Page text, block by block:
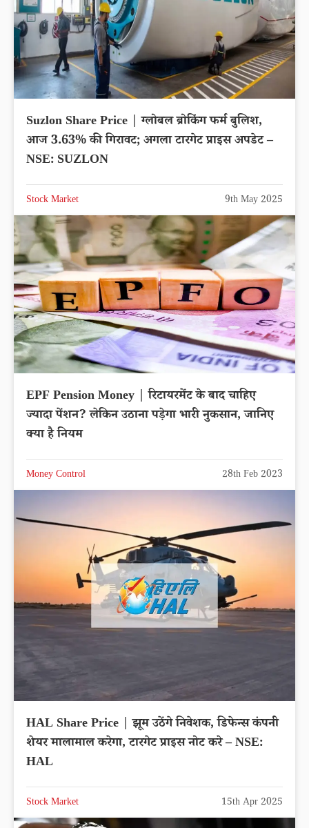
Suzlon Share Price | ग्लोबल ब्रोकिंग फर्म बुलिश,
आज 3.63% की गिरावट; अगला टारगेट प्राइस अपडेट –
NSE: SUZLON
Stock Market 9th May 2025
EPF Pension Money | रिटायरमेंट के बाद चाहिए
ज्यादा पेंशन? लेकिन उठाना पड़ेगा भारी नुकसान, जानिए
क्या है नियम
Money Control 28th Feb 2023
HAL Share Price | झूम उठेंगे निवेशक, डिफेन्स कंपनी
शेयर मालामाल करेगा, टारगेट प्राइस नोट करे – NSE:
HAL
Stock Market 15th Apr 2025